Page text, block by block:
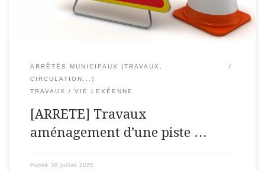
ARRÊTÉS MUNICIPAUX (TRAVAUX,
CIRCULATION...)
TRAVAUX
VIE LEXÉENNE
[ARRETE] Travaux
aménagement d’une piste …
Publié 30 juillet 2025